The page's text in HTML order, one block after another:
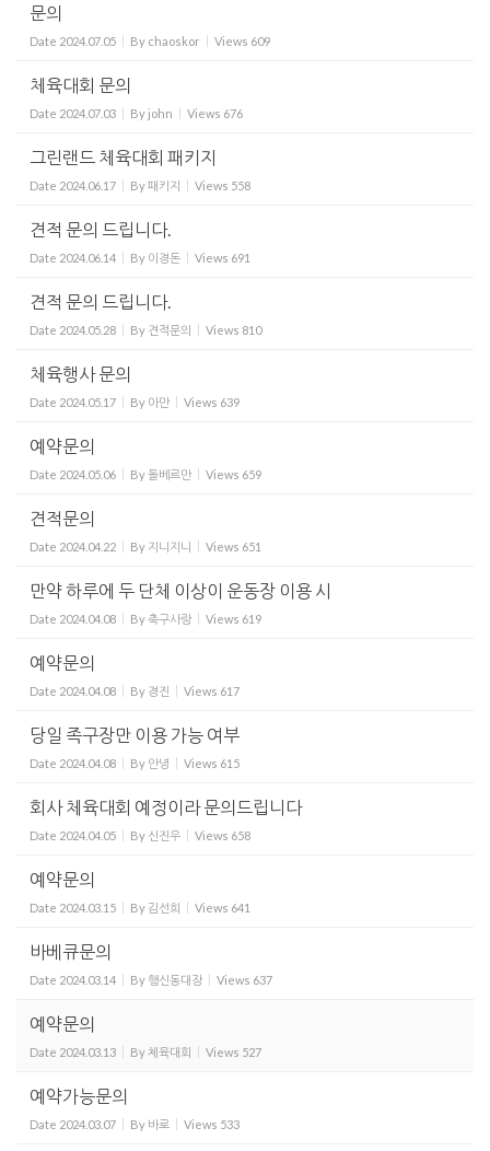
문의
Date 2024.07.05 By chaoskor Views 609
체육대회 문의
Date 2024.07.03 By john Views 676
그린랜드 체육대회 패키지
Date 2024.06.17 By패키지 Views 558
견적 문의 드립니다.
Date 2024.06.14 By 이경돈 Views 691
견적 문의 드립니다.
Date 2024.05.28 By 견적문의 Views 810
체육행사 문의
Date 2024.05.17 By 아만 Views 639
예약문의
Date 2024.05.06 By돌베르만 Views 659
견적문의
Date 2024.04.22 By 지니지니 Views 651
만약 하루에 두 단체 이상이 운동장 이용 시
Date 2024.04.08 By축구사랑 Views 619
예약문의
Date 2024.04.08 By 경진 Views 617
당일 족구장만 이용 가능 여부
Date 2024.04.08 By 안녕 Views 615
회사 체육대회 예정이라 문의드립니다
Date 2024.04.05 By 신진우 Views 658
예약문의
Date 2024.03.15 By 김선희 Views 641
바베큐문의
Date 2024.03.14 By 행신동대장 Views 637
예약문의
Date 2024.03.13 By 체육대회 Views 527
예약가능문의
Date 2024.03.07 By 바로 Views 533